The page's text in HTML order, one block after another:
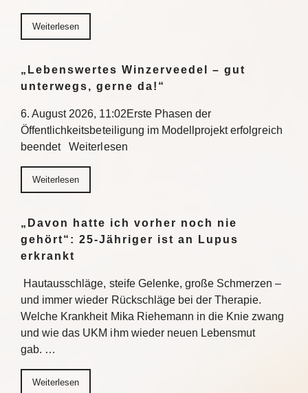
Weiterlesen
„Lebenswertes Winzerveedel – gut
unterwegs, gerne da!“
6. August 2026, 11:02Erste Phasen der
Öffentlichkeitsbeteiligung im Modellprojekt erfolgreich
beendet Weiterlesen
Weiterlesen
„Davon hatte ich vorher noch nie
gehört“: 25-Jähriger ist an Lupus
erkrankt
Hautausschläge, steife Gelenke, große Schmerzen –
und immer wieder Rückschläge bei der Therapie.
Welche Krankheit Mika Riehemann in die Knie zwang
und wie das UKM ihm wieder neuen Lebensmut
gab. …
Weiterlesen